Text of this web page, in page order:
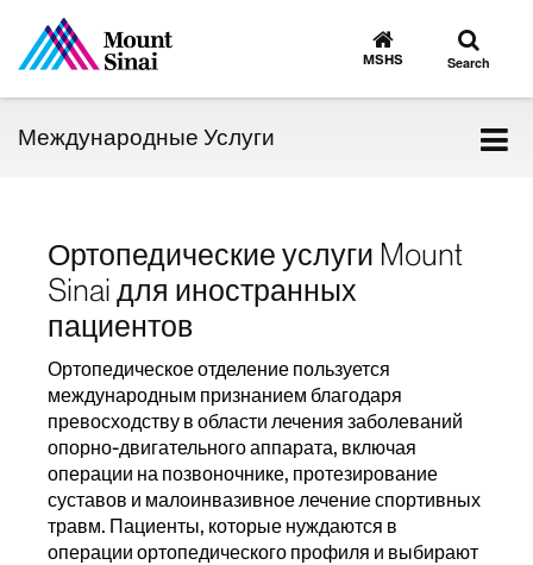
Go
to
MSHS
Toggle
search
Search
Международные Услуги
Ортопедические услуги Mount
Sinai для иностранных
пациентов
Ортопедическое отделение пользуется
международным признанием благодаря
превосходству в области лечения заболеваний
опорно-двигательного аппарата, включая
операции на позвоночнике, протезирование
суставов и малоинвазивное лечение спортивных
травм. Пациенты, которые нуждаются в
операции ортопедического профиля и выбирают